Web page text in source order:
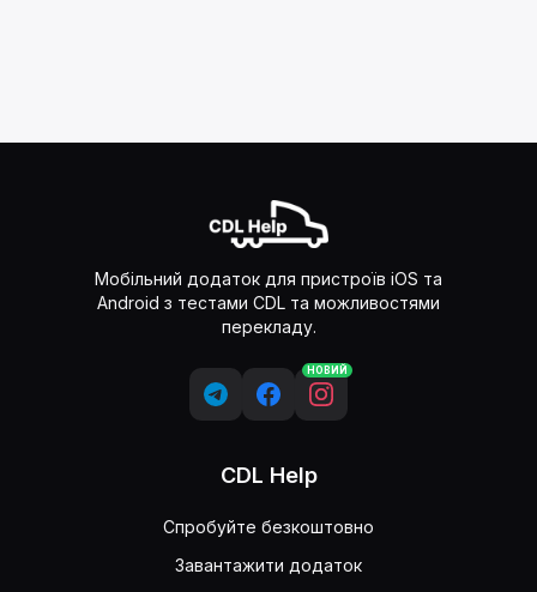
Мобільний додаток для пристроїв iOS та
Android з тестами CDL та можливостями
перекладу.
НОВИЙ
CDL Help
Спробуйте безкоштовно
Завантажити додаток